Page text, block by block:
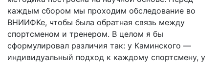
каждым сбором мы проходим обследование во
ВНИИФКе, чтобы была обратная связь между
спортсменом и тренером. В целом я бы
сформулировал различия так: у Каминского —
индивидуальный подход к каждому спортсмену, у